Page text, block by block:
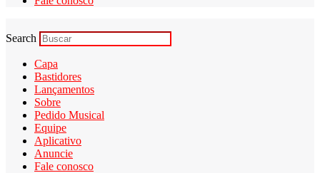
Search
Capa
Bastidores
Lançamentos
Sobre
Pedido Musical
Equipe
Aplicativo
Anuncie
Fale conosco